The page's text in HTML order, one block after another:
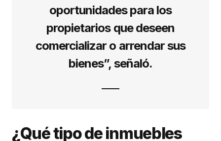
oportunidades para los
propietarios que deseen
comercializar o arrendar sus
bienes”, señaló.
¿Qué tipo de inmuebles